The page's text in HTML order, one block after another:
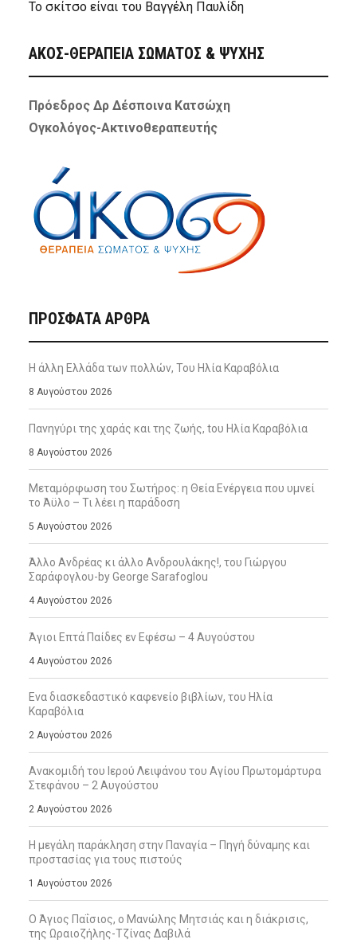
Το σκίτσο είναι του Βαγγέλη Παυλίδη
ΑΚΟΣ-ΘΕΡΑΠΕΙΑ ΣΩΜΑΤΟΣ & ΨΥΧΗΣ
Πρόεδρος Δρ Δέσποινα Κατσώχη
Ογκολόγος-Ακτινοθεραπευτής
ΠΡΌΣΦΑΤΑ ΆΡΘΡΑ
Η άλλη Ελλάδα των πολλών, Του Ηλία Καραβόλια
8 Αυγούστου 2026
Πανηγύρι της χαράς και της ζωής, tου Ηλία Καραβόλια
8 Αυγούστου 2026
Μεταμόρφωση του Σωτήρος: η Θεία Ενέργεια που υμνεί
το Άϋλο – Τι λέει η παράδοση
5 Αυγούστου 2026
Άλλο Ανδρέας κι άλλο Ανδρουλάκης!, του Γιώργου
Σαράφογλου-by George Sarafoglou
4 Αυγούστου 2026
Άγιοι Επτά Παίδες εν Εφέσω – 4 Αυγούστου
4 Αυγούστου 2026
Ενα διασκεδαστικό καφενείο βιβλίων, του Ηλία
Καραβόλια
2 Αυγούστου 2026
Ανακομιδή του Ιερού Λειψάνου του Αγίου Πρωτομάρτυρα
Στεφάνου – 2 Αυγούστου
2 Αυγούστου 2026
Η μεγάλη παράκληση στην Παναγία – Πηγή δύναμης και
προστασίας για τους πιστούς
1 Αυγούστου 2026
Ο Άγιος Παΐσιος, ο Μανώλης Μητσιάς και η διάκρισις,
της Ωραιοζήλης-Τζίνας Δαβιλά